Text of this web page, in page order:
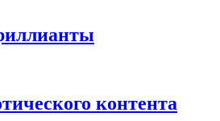
контента